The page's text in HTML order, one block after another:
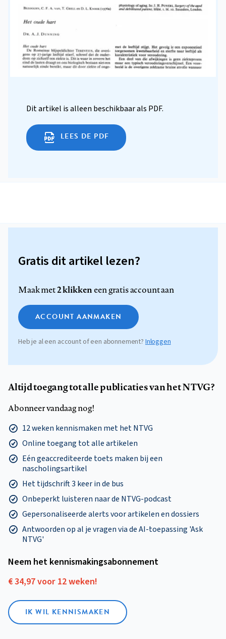
Dit artikel is alleen beschikbaar als PDF.
LEES DE PDF
Gratis dit artikel lezen?
Maak met2 klikkeneen gratis account aan
ACCOUNT AANMAKEN
Heb je al een account of een abonnement? Inloggen
Altijd toegang tot alle publicaties van het NTVG?
Abonneer vandaag nog!
12 weken kennismaken met het NTVG
Online toegang tot alle artikelen
Eén geaccrediteerde toets maken bij een
nascholingsartikel
Het tijdschrift 3 keer in de bus
Onbeperkt luisteren naar de NTVG-podcast
Gepersonaliseerde alerts voor artikelen en dossiers
Antwoorden op al je vragen via de AI-toepassing 'Ask
NTVG'
Neem het kennismakings­abonnement
€ 34,97 voor 12 weken!
IK WIL KENNISMAKEN